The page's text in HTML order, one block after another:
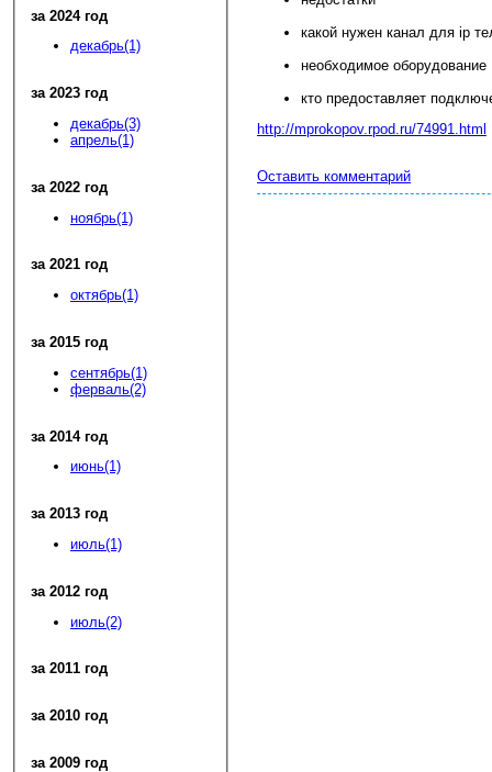
за 2024 год
декабрь(1)
за 2023 год
декабрь(3)
апрель(1)
за 2022 год
ноябрь(1)
за 2021 год
октябрь(1)
за 2015 год
сентябрь(1)
ферваль(2)
за 2014 год
июнь(1)
за 2013 год
июль(1)
за 2012 год
июль(2)
за 2011 год
за 2010 год
за 2009 год
какой нужен канал для ip
необходимое оборудование
кто предоставляет
http://mprokopov.rpod.ru/74991.html
Оставить комментарий